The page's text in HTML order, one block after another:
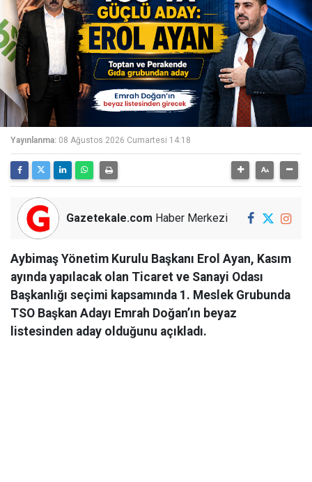
Yayınlanma: 08 Ağustos 2026 Cumartesi 14:18
Gazetekale.com Haber Merkezi
Aybimaş Yönetim Kurulu Başkanı Erol Ayan, Kasım
ayında yapılacak olan Ticaret ve Sanayi Odası
Başkanlığı seçimi kapsamında 1. Meslek Grubunda
TSO Başkan Adayı Emrah Doğan’ın beyaz
listesinden aday olduğunu açıkladı.